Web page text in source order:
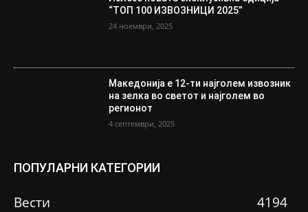
“ТОП 100 ИЗВОЗНИЦИ 2025”
24 ноември, 2025
Македонија е 12-ти најголем извозник
на зелка во светот и најголем во
регионот
4 септември, 2025
ПОПУЛАРНИ КАТЕГОРИИ
Вести
4194